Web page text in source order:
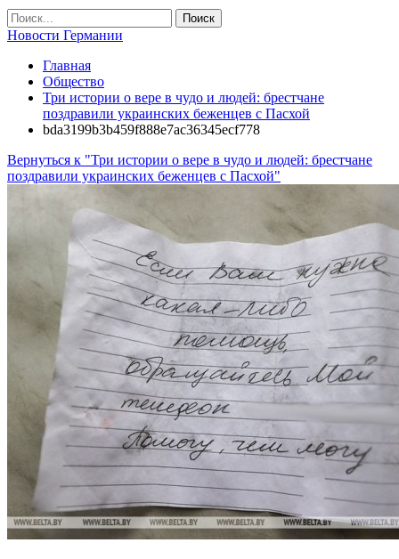
Новости Германии
Главная
Общество
Три истории о вере в чудо и людей: брестчане
поздравили украинских беженцев с Пасхой
bda3199b3b459f888e7ac36345ecf778
Вернуться к "Три истории о вере в чудо и людей: брестчане
поздравили украинских беженцев с Пасхой"